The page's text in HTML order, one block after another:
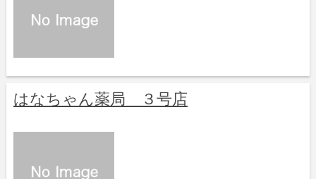
はなちゃん薬局 ３号店